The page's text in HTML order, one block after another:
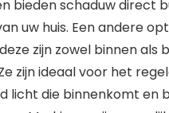
bieden schaduw direct
uw huis. Een andere
zijn zowel binnen als
zijn ideaal voor het
licht die binnenkomt en